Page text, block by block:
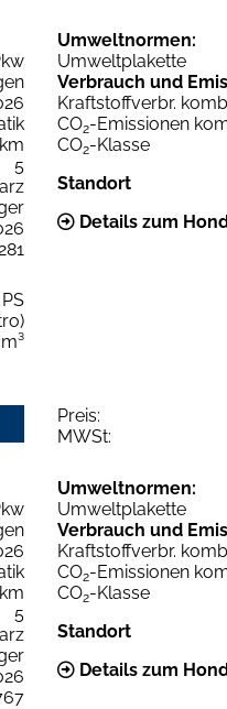
5
Umweltnormen:
Umweltplakette
Verbrauch und
Kraftstoffverbr.
CO2-Emissionen
CO2-Klasse
Standort
Details zum
Preis:
MWSt:
5
Umweltnormen:
Umweltplakette
Verbrauch und
Kraftstoffverbr.
CO2-Emissionen
CO2-Klasse
Standort
Details zum